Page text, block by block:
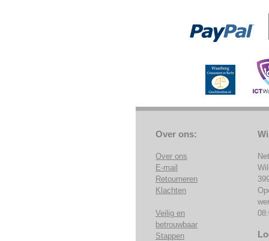
Over ons:
Over ons
E-mail
Retourneren
Klachten
Veilig en
betrouwbaar
Stappen